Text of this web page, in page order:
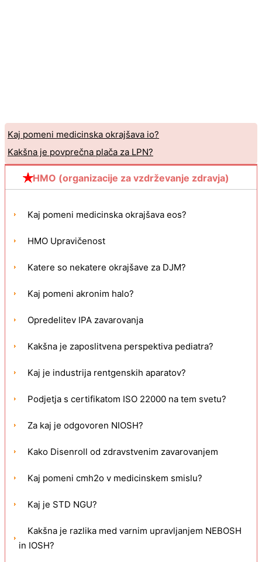
Kaj pomeni medicinska okrajšava io?
Kakšna je povprečna plača za LPN?
HMO (organizacije za vzdrževanje zdravja)
Kaj pomeni medicinska okrajšava eos?
HMO Upravičenost
Katere so nekatere okrajšave za DJM?
Kaj pomeni akronim halo?
Opredelitev IPA zavarovanja
Kakšna je zaposlitvena perspektiva pediatra?
Kaj je industrija rentgenskih aparatov?
Podjetja s certifikatom ISO 22000 na tem svetu?
Za kaj je odgovoren NIOSH?
Kako Disenroll od zdravstvenim zavarovanjem
Kaj pomeni cmh2o v medicinskem smislu?
Kaj je STD NGU?
Kakšna je razlika med varnim upravljanjem NEBOSH
in IOSH?